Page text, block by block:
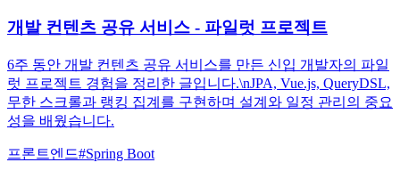
개발 컨텐츠 공유 서비스 - 파일럿 프로젝트
6주 동안 개발 컨텐츠 공유 서비스를 만든 신입 개발자의 파일
럿 프로젝트 경험을 정리한 글입니다.\nJPA, Vue.js, QueryDSL,
무한 스크롤과 랭킹 집계를 구현하며 설계와 일정 관리의 중요
성을 배웠습니다.
프론트엔드#Spring Boot